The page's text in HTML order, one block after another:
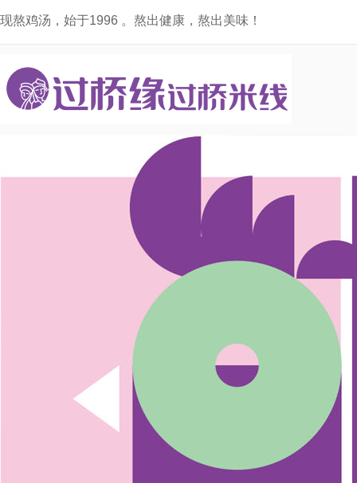
现熬鸡汤，始于1996 。熬出健康，熬出美味！